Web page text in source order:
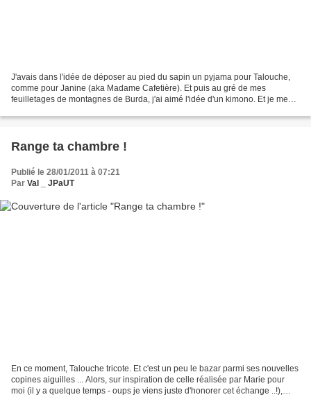
J'avais dans l'idée de déposer au pied du sapin un pyjama pour Talouche,
comme pour Janine (aka Madame Cafetière). Et puis au gré de mes
feuilletages de montagnes de Burda, j'ai aimé l'idée d'un kimono. Et je me
Range ta chambre !
Publié le 28/01/2011 à 07:21
Par Val _ JPaUT
En ce moment, Talouche tricote. Et c'est un peu le bazar parmi ses nouvelles
copines aiguilles ... Alors, sur inspiration de celle réalisée par Marie pour
moi (il y a quelque temps - oups je viens juste d'honorer cet échange ..!),